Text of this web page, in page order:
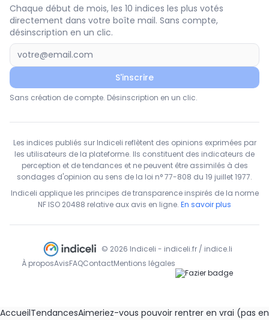
Chaque début de mois, les 10 indices les plus votés
directement dans votre boîte mail. Sans compte,
désinscription en un clic.
S'inscrire
Sans création de compte. Désinscription en un clic.
Les indices publiés sur Indiceli reflètent des opinions exprimées par
les utilisateurs de la plateforme. Ils constituent des indicateurs de
perception et de tendances et ne peuvent être assimilés à des
sondages d'opinion au sens de la loi n° 77-808 du 19 juillet 1977.
Indiceli applique les principes de transparence inspirés de la norme
NF ISO 20488 relative aux avis en ligne. En savoir plus
© 2026 Indiceli - indiceli.fr / indice.li
À proposAvisFAQContactMentions légales
AccueilTendancesAimeriez-vous pouvoir rentrer en vrai (pas en